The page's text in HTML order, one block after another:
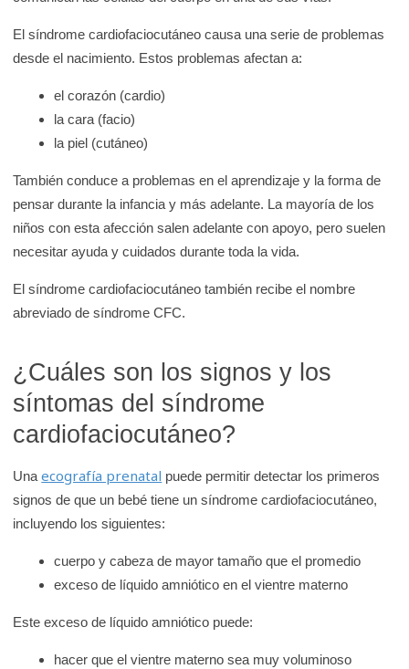
t
e
K
i
d
s
H
t
h
El síndrome cardiofaciocutáneo causa una serie de problemas
desde el nacimiento. Estos problemas afectan a:
el corazón (cardio)
la cara (facio)
la piel (cutáneo)
También conduce a problemas en el aprendizaje y la forma de
pensar durante la infancia y más adelante. La mayoría de los
niños con esta afección salen adelante con apoyo, pero suelen
necesitar ayuda y cuidados durante toda la vida.
El síndrome cardiofaciocutáneo también recibe el nombre
abreviado de síndrome CFC.
¿Cuáles son los signos y los
síntomas del síndrome
cardiofaciocutáneo?
Unaecografía prenatal puede permitir detectar los primeros
signos de que un bebé tiene un síndrome cardiofaciocutáneo,
incluyendo los siguientes:
cuerpo y cabeza de mayor tamaño que el promedio
exceso de líquido amniótico en el vientre materno
Este exceso de líquido amniótico puede:
hacer que el vientre materno sea muy voluminoso